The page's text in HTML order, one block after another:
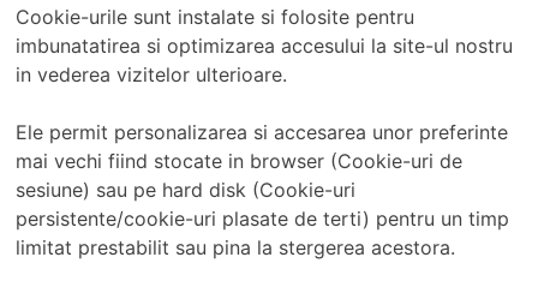
Cookie-urile sunt instalate si folosite pentru
imbunatatirea si optimizarea accesului la site-ul nostru
in vederea vizitelor ulterioare.
Ele permit personalizarea si accesarea unor preferinte
mai vechi fiind stocate in browser (Cookie-uri de
sesiune) sau pe hard disk (Cookie-uri
persistente/cookie-uri plasate de terti) pentru un timp
limitat prestabilit sau pina la stergerea acestora.